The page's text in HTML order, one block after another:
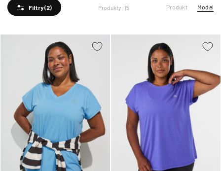
Filtry(2) Produkty: 15 Produkt Model